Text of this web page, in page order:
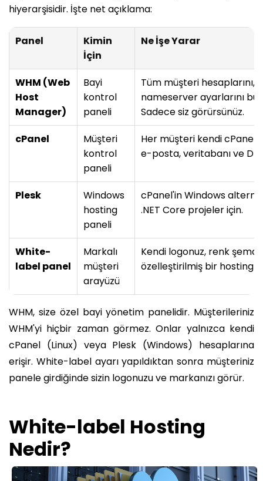
hiyerarşisidir. İşte net açıklama:
Panel
Kimin
İçin
Ne İşe Yarar
WHM (Web
Host
Manager)
Bayi
kontrol
paneli
Tüm müşteri hesaplarını,
nameserver ayarlarını
Sadece siz görürsünüz.
cPanel
Müşteri
kontrol
paneli
Her müşteri kendi
e-posta, veritabanı ve
Plesk
Windows
hosting
paneli
cPanel'in Windows
.NET Core projeler için.
White-
label panel
Markalı
müşteri
arayüzü
Kendi logonuz, renk
özelleştirilmiş bir hosting
WHM, size özel bayi yönetim panelidir. Müşterileriniz
WHM'yi hiçbir zaman görmez. Onlar yalnızca kendi
cPanel (Linux) veya Plesk (Windows) hesaplarına
erişir. White-label ayarı yapıldıktan sonra müşteriniz
panele girdiğinde sizin logonuzu ve markanızı görür.
White-label Hosting
Nedir?